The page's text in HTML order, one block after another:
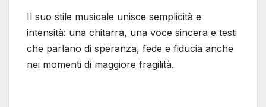
Il suo stile musicale unisce semplicità e
intensità: una chitarra, una voce sincera e testi
che parlano di speranza, fede e fiducia anche
nei momenti di maggiore fragilità.